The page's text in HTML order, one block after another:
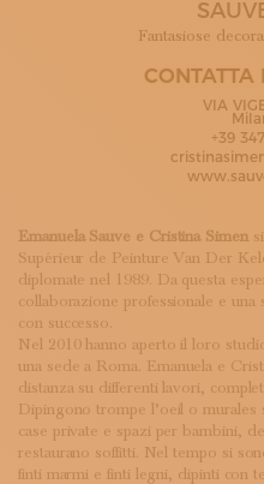
ISCRIVITI ALLA
LOGIN
Fantasiose
CONTATTA
VIA
+39
Emanuela Sauve e Cristina Simensi
Supérieur de Peinture Van Der
diplomate nel 1989. Da questa
collaborazione professionale e
con successo.
Nel 2010 hanno aperto il loro
una sede a Roma. Emanuela e
distanza su differenti lavori,
Dipingono trompe l’oeil o
case private e spazi per bambini,
restaurano soffitti. Nel tempo si
finti marmi e finti legni, dipinti con